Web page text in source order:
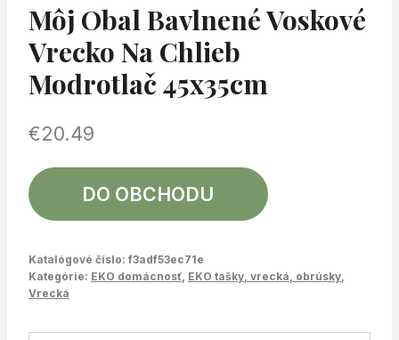
Môj Obal Bavlnené Voskové
Vrecko Na Chlieb
Modrotlač 45x35cm
€20.49
DO OBCHODU
Katalógové číslo: f3adf53ec71e
Kategórie: EKO domácnosť, EKO tašky, vrecká, obrúsky,
Vrecká